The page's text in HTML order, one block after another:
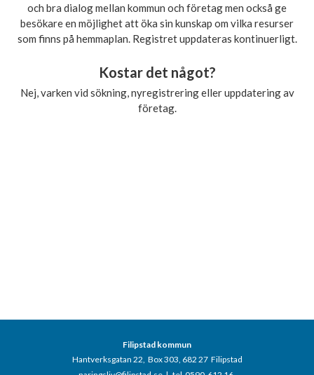
och bra dialog mellan kommun och företag men också ge
besökare en möjlighet att öka sin kunskap om vilka resurser
som finns på hemmaplan. Registret uppdateras kontinuerligt.
Kostar det något?
Nej, varken vid sökning, nyregistrering eller uppdatering av
företag.
Filipstad kommun
Hantverksgatan 22, Box 303, 682 27 Filipstad